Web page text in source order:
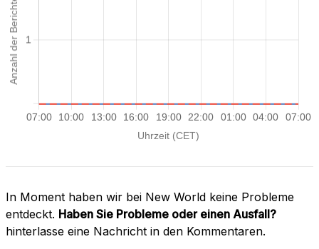
In Moment haben wir bei New World keine Probleme
entdeckt. Haben Sie Probleme oder einen Ausfall?
hinterlasse eine Nachricht in den Kommentaren.